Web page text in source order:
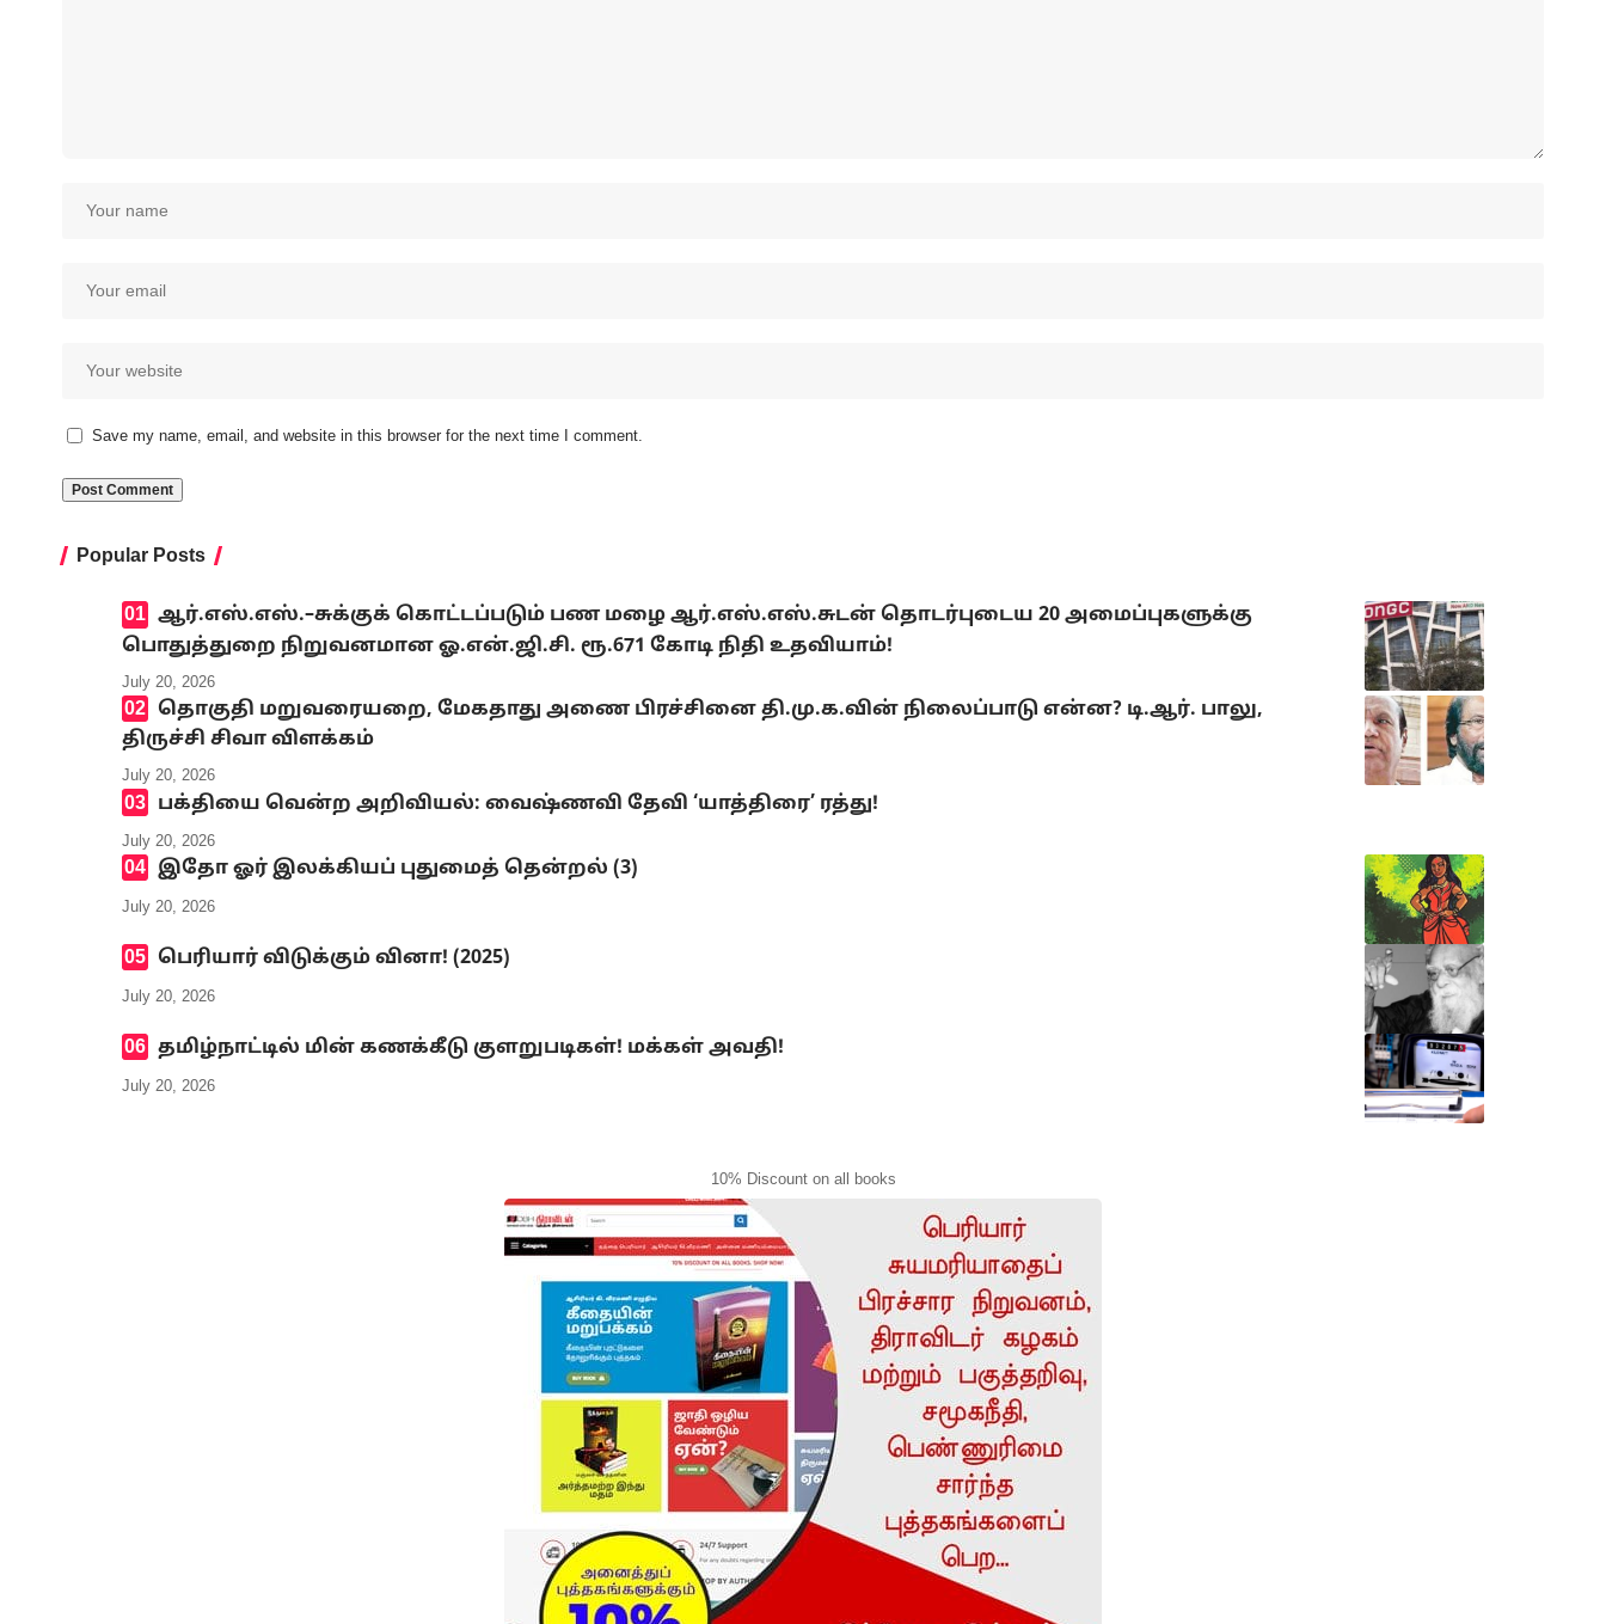
Save my name, email, and website in this browser for the next time I comment.
Popular Posts
ஆர்.எஸ்.எஸ்.–சுக்குக் கொட்டப்படும் பண மழை ஆர்.எஸ்.எஸ்.சுடன் தொடர்புடைய 20 அமைப்புகளுக்கு
பொதுத்துறை நிறுவனமான ஓ.என்.ஜி.சி. ரூ.671 கோடி நிதி உதவியாம்!
July 20, 2026
தொகுதி மறுவரையறை, மேகதாது அணை பிரச்சினை தி.மு.க.வின் நிலைப்பாடு என்ன? டி.ஆர். பாலு,
திருச்சி சிவா விளக்கம்
July 20, 2026
பக்தியை வென்ற அறிவியல்: வைஷ்ணவி தேவி ‘யாத்திரை’ ரத்து!
July 20, 2026
இதோ ஓர் இலக்கியப் புதுமைத் தென்றல் (3)
July 20, 2026
பெரியார் விடுக்கும் வினா! (2025)
July 20, 2026
தமிழ்நாட்டில் மின் கணக்கீடு குளறுபடிகள்! மக்கள் அவதி!
July 20, 2026
10% Discount on all books